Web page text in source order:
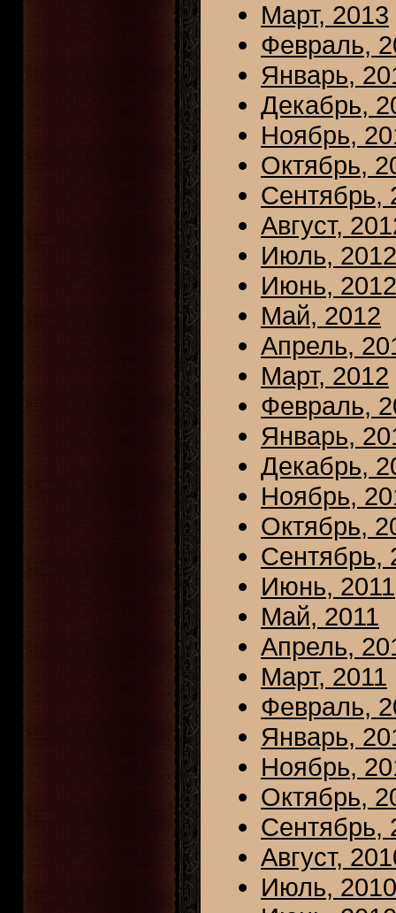
Март, 2013
Февраль,
Январь,
Декабрь,
Ноябрь,
Октябрь,
Сентябрь,
Август,
Июль, 2012
Июнь, 2012
Май, 2012
Апрель,
Март, 2012
Февраль,
Январь,
Декабрь,
Ноябрь,
Октябрь,
Сентябрь,
Июнь, 2011
Май, 2011
Апрель,
Март, 2011
Февраль,
Январь,
Ноябрь,
Октябрь,
Сентябрь,
Август,
Июль, 2010